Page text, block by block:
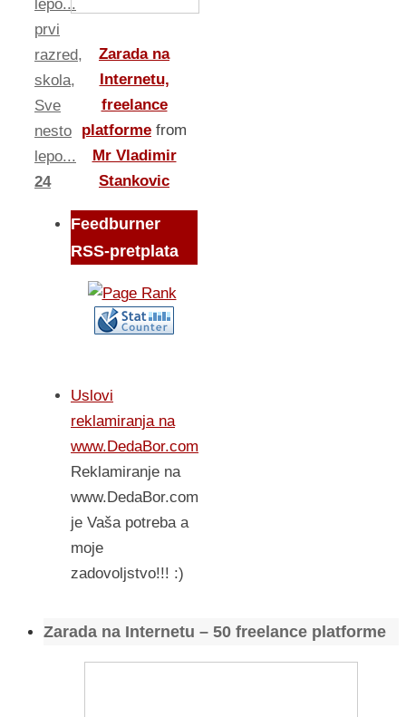
lepo...
prvi
razred,
skola,
Sve
nesto
lepo...
24
Zarada na
Internetu,
freelance
platforme from
Mr Vladimir
Stankovic
Feedburner
RSS-pretplata
Uslovi
reklamiranja na
www.DedaBor.com
Reklamiranje na
www.DedaBor.com
je Vaša potreba a
moje
zadovoljstvo!!! :)
Zarada na Internetu – 50 freelance platforme